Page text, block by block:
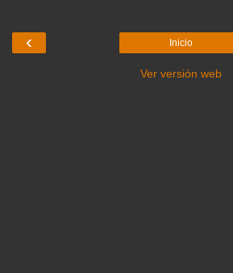
‹ Inicio
Ver versión web